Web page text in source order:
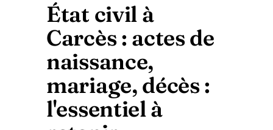
État civil à
Carcès : actes de
naissance,
mariage, décès :
l'essentiel à